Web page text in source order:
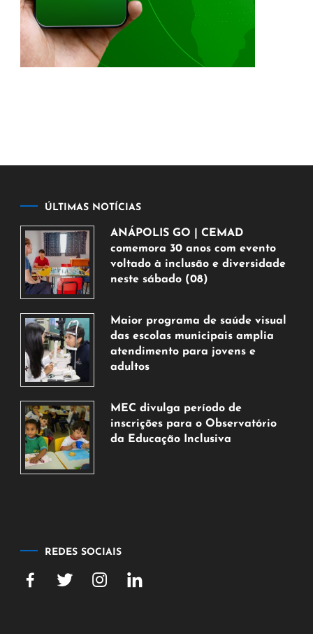
ÚLTIMAS NOTÍCIAS
ANÁPOLIS GO | CEMAD
comemora 30 anos com evento
voltado à inclusão e diversidade
neste sábado (08)
de
agosto
de
2026
Maior programa de saúde visual
das escolas municipais amplia
atendimento para jovens e
adultos
de
agosto
de
MEC divulga período de
inscrições para o Observatório
da Educação Inclusiva
REDES SOCIAIS